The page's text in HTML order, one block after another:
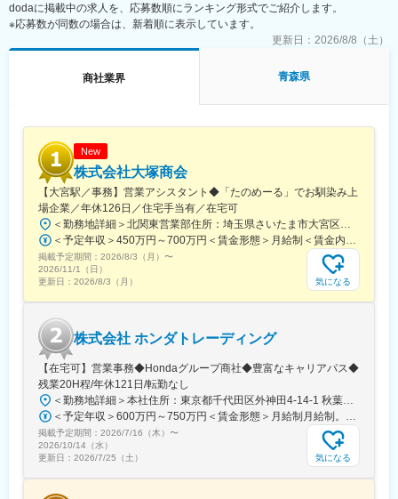
dodaに掲載中の求人を、応募数順にランキング形式でご紹介します。
※応募数が同数の場合は、新着順に表示しています。
更新日： 2026/8/8（土）
商社業界 青森県
New
株式会社大塚商会
【大宮駅／事務】営業アシスタント◆「たのめーる」でお馴染み上
場企業／年休126日／住宅手当有／在宅可
＜勤務地詳細＞北関東営業部住所：埼玉県さいたま市大宮区桜木町1-195-1 大宮ソラミチKOZ 12階受動喫煙対策：屋内全面禁煙変更の範囲：会社の定める事業所（リモートワーク含む）
＜予定年収＞450万円～700万円＜賃金形態＞月給制＜賃金内訳＞月額（基本給）：274,000円～400,000円＜月給＞274,000円～400,000円＜昇給有無＞有＜残業手当＞有＜給与補足＞※経験・スキルを考慮のうえ、当社規定にて決定■昇給：年1回■賞与：年2回（7月・12月）賃金はあくまでも目安の金額であり、選考を通じて上下する可能性があります。月給(月額)は固定手当を含めた表記です。
掲載予定期間： 2026/8/3（月） 〜
2026/11/1（日）
更新日： 2026/8/3（月） 気になる
株式会社 ホンダトレーディング
【在宅可】営業事務◆Hondaグループ商社◆豊富なキャリアパス◆
残業20H程/年休121日/転勤なし
＜勤務地詳細＞本社住所：東京都千代田区外神田4-14-1 秋葉原UDX南ウイング18F勤務地最寄駅：JR山手線・総武線／秋葉原駅受動喫煙対策：屋内全面禁煙変更の範囲：会社の定める事業所（リモートワーク含む）
＜予定年収＞600万円～750万円＜賃金形態＞月給制月給制。賞与昨年支給実績6.7ヶ月分。＜賃金内訳＞月額（基本給）：300,000円～410,000円＜月給＞300,000円～410,000円＜昇給有無＞有＜残業手当＞有＜給与補足＞賞与は直近3年間の平均で6.5か月分支給として計算。全社平均である20時間分の時間外手当含む。時間外手当は1分単位で支給。賃金はあくまでも目安の金額であり、選考を通じて上下する可能性があります。月給(月額)は固定手当を含めた表記です。
掲載予定期間： 2026/7/16（木） 〜
2026/10/14（水）
更新日： 2026/7/25（土） 気になる